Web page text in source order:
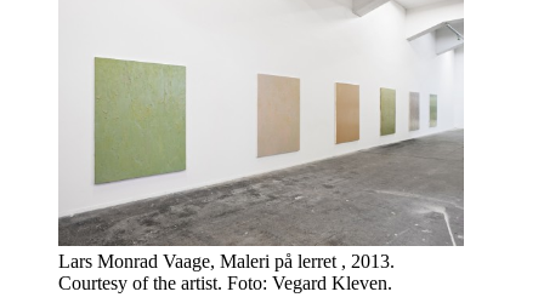
Lars Monrad Vaage, Maleri på lerret , 2013.
Courtesy of the artist. Foto: Vegard Kleven.